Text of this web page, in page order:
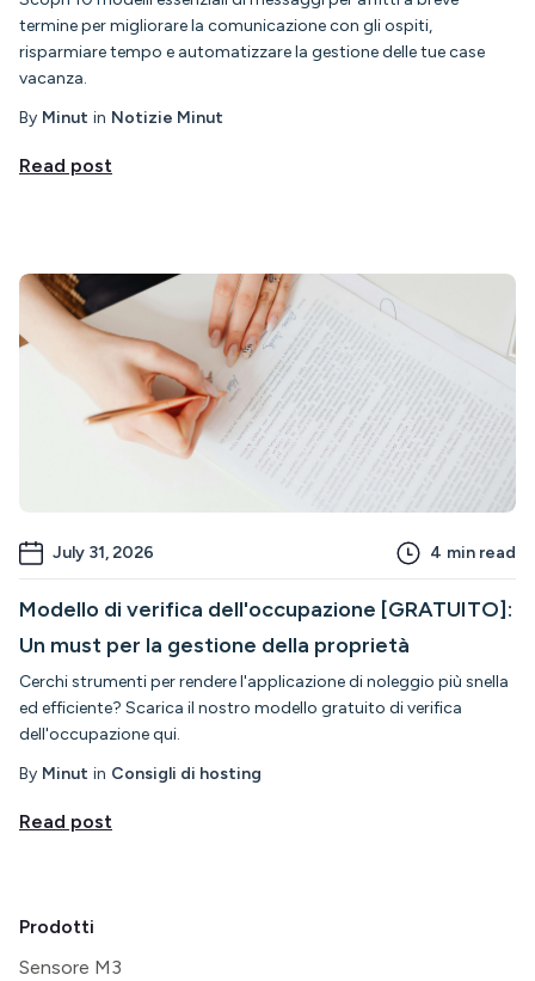
termine per migliorare la comunicazione con gli ospiti,
risparmiare tempo e automatizzare la gestione delle tue case
vacanza.
By Minut in Notizie Minut
Read post
July 31, 2026 4 min read
Modello di verifica dell'occupazione [GRATUITO]:
Un must per la gestione della proprietà
Cerchi strumenti per rendere l'applicazione di noleggio più snella
ed efficiente? Scarica il nostro modello gratuito di verifica
dell'occupazione qui.
By Minut in Consigli di hosting
Read post
Prodotti
Sensore M3